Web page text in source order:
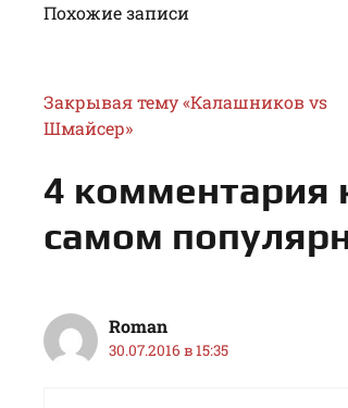
Похожие записи
Закрывая тему «Калашников vs
Шмайсер»
4 комментария
самом
Roman
30.07.2016 в 15:35